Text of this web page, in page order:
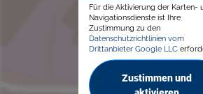
Für die Aktivierung der Karten-
Navigationsdienste ist Ihre
Zustimmung zu den
Datenschutzrichtlinien vom
Drittanbieter Google LLC
Zustimmen und